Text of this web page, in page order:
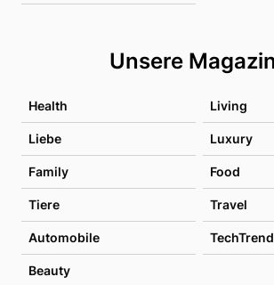
Unsere
Health Living
Liebe Luxury
Family Food
Tiere Travel
Automobile
Beauty